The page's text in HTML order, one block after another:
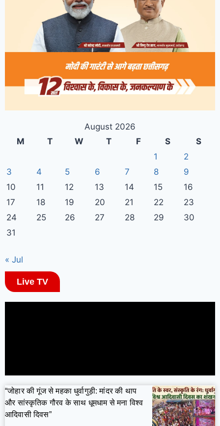
August 2026
M
T W T F S
S
1
2
3
4 5 6 7 8
9
10
11 12 13 14 15
16
17
18 19 20 21 22
23
24
25 26 27 28 29
30
31
« Jul
Live TV
“जोहार की गूंज से महका धुर्वागुड़ी: मांदर की थाप
और सांस्कृतिक गौरव के साथ धूमधाम से मना विश्व
आदिवासी दिवस”